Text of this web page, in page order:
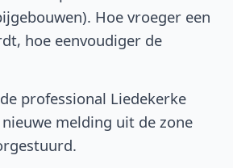
Hoe vroeger een
hoe eenvoudiger de
professional Liedekerke
melding uit de zone